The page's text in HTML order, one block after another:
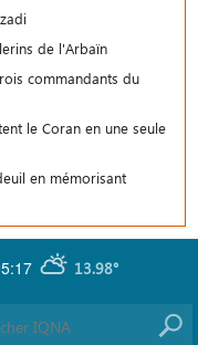
de l'Arbaïn
commandants du
le Coran en une seule
en mémorisant
13.98°